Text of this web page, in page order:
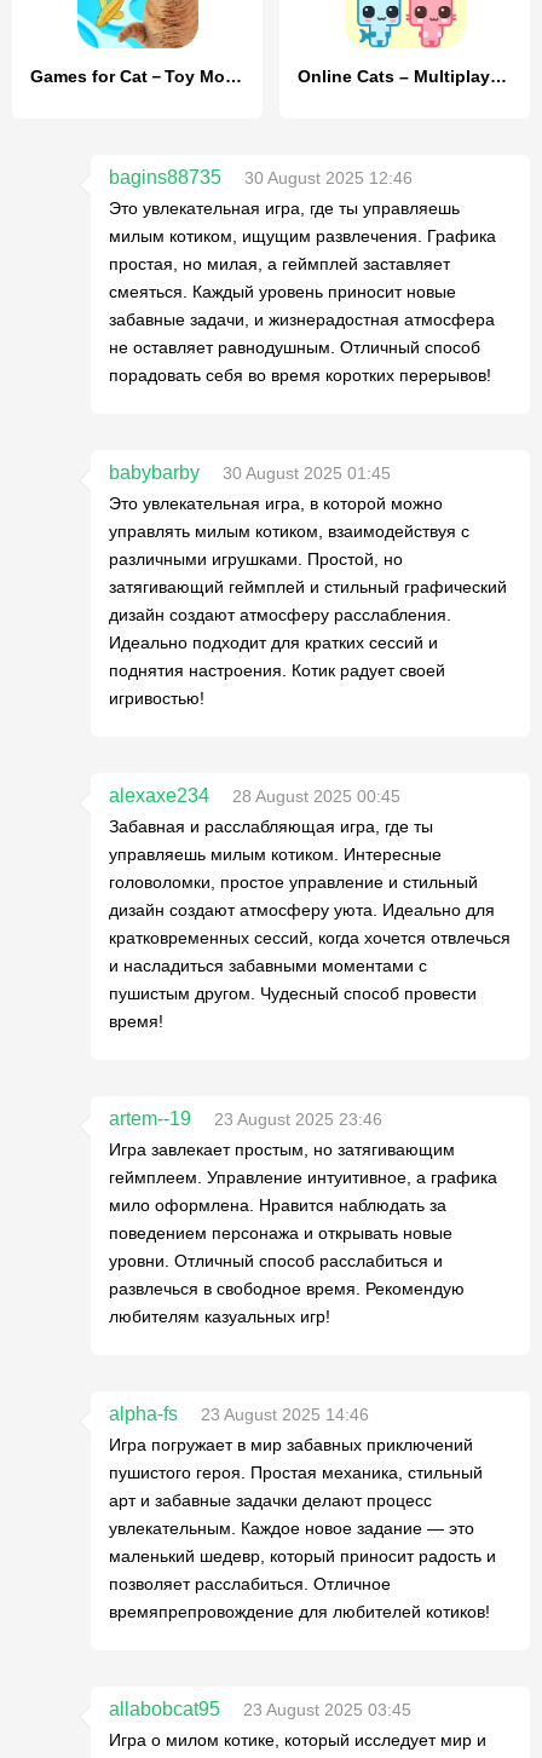
Games for Cat－Toy Mouse & Fish Online Cats – Multiplayer Park
bagins88735
30 August 2025 12:46
Это увлекательная игра, где ты управляешь
милым котиком, ищущим развлечения. Графика
простая, но милая, а геймплей заставляет
смеяться. Каждый уровень приносит новые
забавные задачи, и жизнерадостная атмосфера
не оставляет равнодушным. Отличный способ
порадовать себя во время коротких перерывов!
babybarby
30 August 2025 01:45
Это увлекательная игра, в которой можно
управлять милым котиком, взаимодействуя с
различными игрушками. Простой, но
затягивающий геймплей и стильный графический
дизайн создают атмосферу расслабления.
Идеально подходит для кратких сессий и
поднятия настроения. Котик радует своей
игривостью!
alexaxe234
28 August 2025 00:45
Забавная и расслабляющая игра, где ты
управляешь милым котиком. Интересные
головоломки, простое управление и стильный
дизайн создают атмосферу уюта. Идеально для
кратковременных сессий, когда хочется отвлечься
и насладиться забавными моментами с
пушистым другом. Чудесный способ провести
время!
artem--19
23 August 2025 23:46
Игра завлекает простым, но затягивающим
геймплеем. Управление интуитивное, а графика
мило оформлена. Нравится наблюдать за
поведением персонажа и открывать новые
уровни. Отличный способ расслабиться и
развлечься в свободное время. Рекомендую
любителям казуальных игр!
alpha-fs
23 August 2025 14:46
Игра погружает в мир забавных приключений
пушистого героя. Простая механика, стильный
арт и забавные задачки делают процесс
увлекательным. Каждое новое задание — это
маленький шедевр, который приносит радость и
позволяет расслабиться. Отличное
времяпрепровождение для любителей котиков!
allabobcat95
23 August 2025 03:45
Игра о милом котике, который исследует мир и